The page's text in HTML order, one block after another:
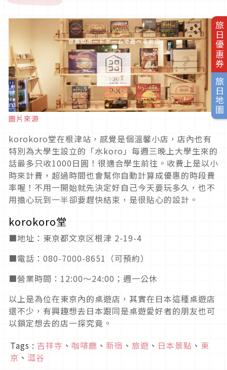
旅日優惠券
旅日地圖
圖片來源
korokoro堂在根津站，感覺是個溫馨小店，店內也有
特別為大學生設立的「水koro」每週三晚上大學生來的
話最多只收1000日圓！很適合學生前往。收費上是以小
時來計費，超過時間也會幫你自動計算成優惠的時段費
率喔！不用一開始就先決定好自己今天要玩多久，也不
用擔心玩到一半卻要趕快結束，是很貼心的設計。
korokoro堂
■地址：東京都文京区根津 2-19-4
■電話：080-7000-8651（可預約）
■營業時間：12:00〜24:00；週一公休
以上是為位在東京內的桌遊店，其實在日本這種桌遊店
還不少，有興趣想去日本跟同是桌遊愛好者的朋友也可
以鎖定想去的店一探究竟。
Tags : 吉祥寺 、 咖啡廳 、 新宿 、 旅遊 、 日本景點 、 東
京 、 澀谷